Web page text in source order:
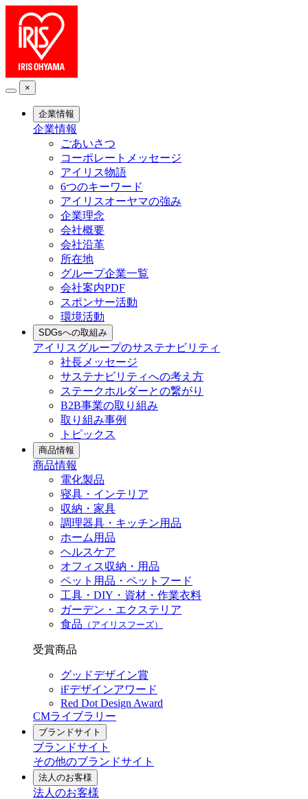
×
企業情報
企業情報
ごあいさつ
コーポレートメッセージ
アイリス物語
6つのキーワード
アイリスオーヤマの強み
企業理念
会社概要
会社沿革
所在地
グループ企業一覧
会社案内PDF
スポンサー活動
環境活動
SDGsへの取組み
アイリスグループのサステナビリティ
社長メッセージ
サステナビリティへの考え方
ステークホルダーとの繋がり
B2B事業の取り組み
取り組み事例
トピックス
商品情報
商品情報
電化製品
寝具・インテリア
収納・家具
調理器具・キッチン用品
ホーム用品
ヘルスケア
オフィス収納・用品
ペット用品・ペットフード
工具・DIY・資材・作業衣料
ガーデン・エクステリア
食品 （アイリスフーズ）
受賞商品
グッドデザイン賞
iFデザインアワード
Red Dot Design Award
CMライブラリー
ブランドサイト
ブランドサイト
その他のブランドサイト
法人のお客様
法人のお客様